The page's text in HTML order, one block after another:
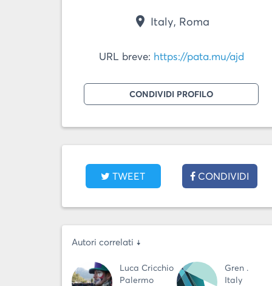
place Italy, Roma
URL breve: https://pata.mu/ajd
CONDIVIDI PROFILO
TWEET CONDIVIDI
Autori correlati ↓
Luca Cricchio
Palermo
Gren .
Italy